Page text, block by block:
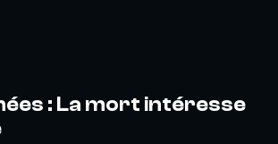
: La mort intéresse